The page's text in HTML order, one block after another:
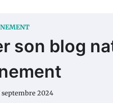
son blog
septembre 2024